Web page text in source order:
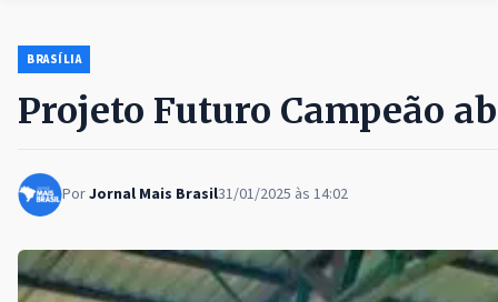
BRASÍLIA
Projeto Futuro Campeão
PorJornal Mais Brasil31/01/2025 às 14:02